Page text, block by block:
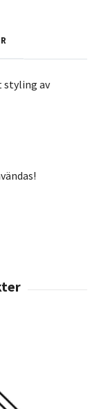
styling av